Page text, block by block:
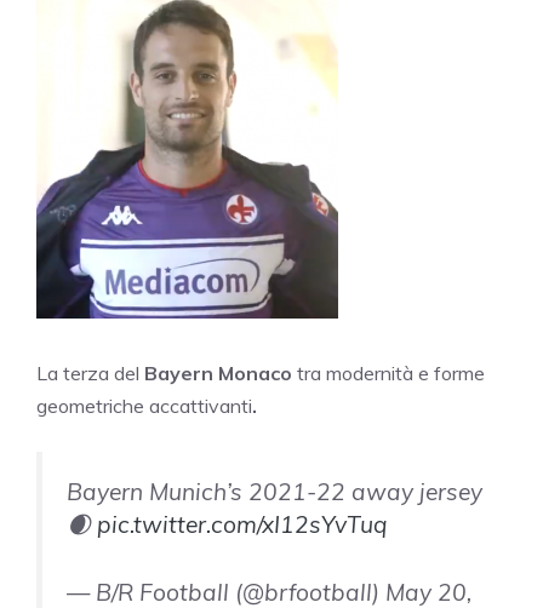
La terza del Bayern Monaco tra modernità e forme
geometriche accattivanti.
Bayern Munich’s 2021-22 away jersey
🌒 pic.twitter.com/xI12sYvTuq
— B/R Football (@brfootball) May 20,